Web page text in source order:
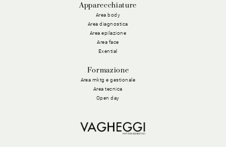
Apparecchiature
Area body
Area diagnostica
Area epilazione
Area face
Exential
Formazione
Area mktg e gestionale
Area tecnica
Open day